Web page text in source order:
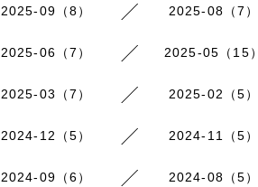
2025-09（8） 2025-08（7）
2025-06（7） 2025-05（15）
2025-03（7） 2025-02（5）
2024-12（5） 2024-11（5）
2024-09（6） 2024-08（5）